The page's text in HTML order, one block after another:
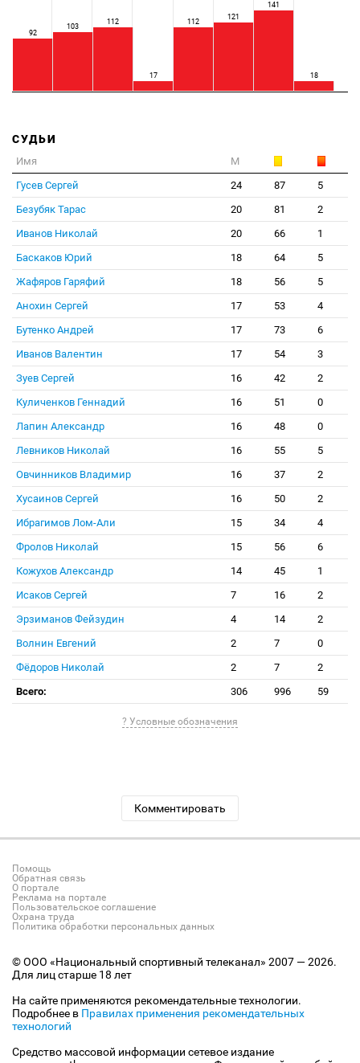
92
103
112
17
112
121
141
18
СУДЬИ
Имя
М
Гусев Сергей
24 87
5
Безубяк Тарас
20 81
2
Иванов Николай
20 66
1
Баскаков Юрий
18 64
5
Жафяров Гаряфий
18 56
5
Анохин Сергей
17 53
4
Бутенко Андрей
17 73
6
Иванов Валентин
17 54
3
Зуев Сергей
16 42
2
Куличенков Геннадий
16 51
0
Лапин Александр
16 48
0
Левников Николай
16 55
5
Овчинников Владимир
16 37
2
Хусаинов Сергей
16 50
2
Ибрагимов Лом-Али
15 34
4
Фролов Николай
15 56
6
Кожухов Александр
14 45
1
Исаков Сергей
7 16
2
Эрзиманов Фейзудин
4 14
2
Волнин Евгений
2 7
0
Фёдоров Николай
2 7
2
Всего:
306 996 59
? Условные обозначения
Комментировать
Помощь
Обратная связь
О портале
Реклама на портале
Пользовательское соглашение
Охрана труда
Политика обработки персональных данных
© ООО «Национальный спортивный телеканал» 2007 — 2026.
Для лиц старше 18 лет
На сайте применяются рекомендательные технологии.
Подробнее в Правилах применения рекомендательных
технологий
Средство массовой информации сетевое издание